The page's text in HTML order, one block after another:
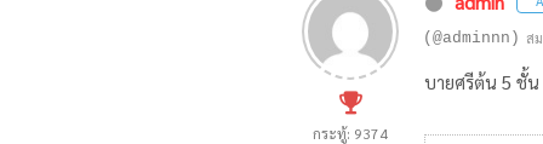
กระทู้: 9374
(@adminnn) ส
บายศรีต้น 5 ชั้น